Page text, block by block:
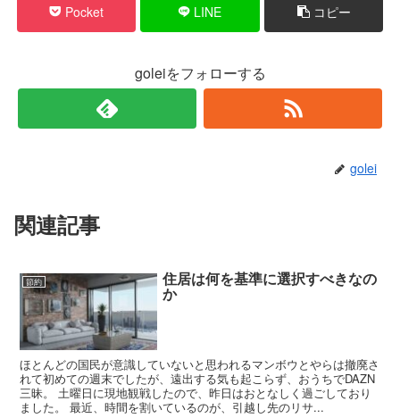
Pocket LINE コピー
goleiをフォローする
golei
関連記事
節約 住居は何を基準に選択すべきなの
か
ほとんどの国民が意識していないと思われるマンボウとやらは撤廃さ
れて初めての週末でしたが、遠出する気も起こらず、おうちでDAZN
三昧。 土曜日に現地観戦したので、昨日はおとなしく過ごしており
ました。 最近、時間を割いているのが、引越し先のリサ...